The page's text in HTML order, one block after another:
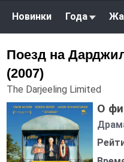
Новинки Года
Поезд на
(2007)
The Darjeeling Limited
О